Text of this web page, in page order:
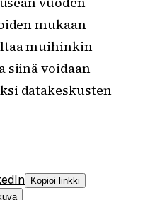
mukaan
muihinkin
siinä voidaan
datakeskusten
Kopioi linkki